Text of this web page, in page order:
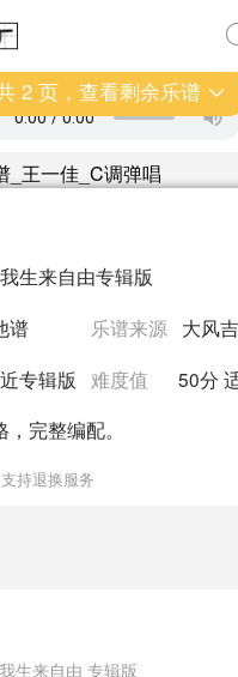
2页，查看剩余乐谱
我生来自由专辑版
谱 乐谱来源 大风
专辑版 难度值 50分
完整编配。
持退换服务
我生来自由 专辑版